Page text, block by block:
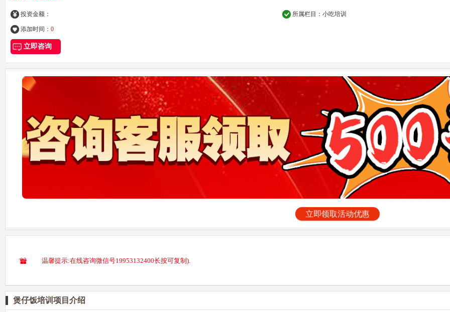
投资金额： 所属栏目： 小吃培训
添加时间： 0
立即咨询
立即领取活动优惠
温馨提示:在线咨询微信号19953132400长按可复制).
煲仔饭培训项目介绍